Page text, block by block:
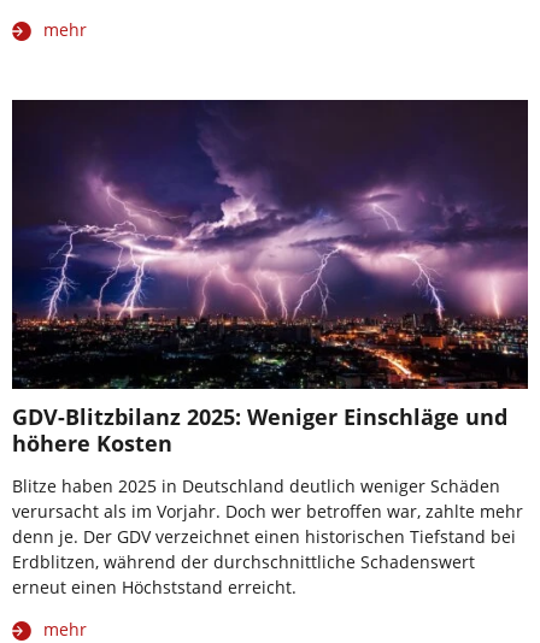
mehr
GDV-Blitzbilanz 2025: Weniger Einschläge und
höhere Kosten
Blitze haben 2025 in Deutschland deutlich weniger Schäden
verursacht als im Vorjahr. Doch wer betroffen war, zahlte mehr
denn je. Der GDV verzeichnet einen historischen Tiefstand bei
Erdblitzen, während der durchschnittliche Schadenswert
erneut einen Höchststand erreicht.
mehr